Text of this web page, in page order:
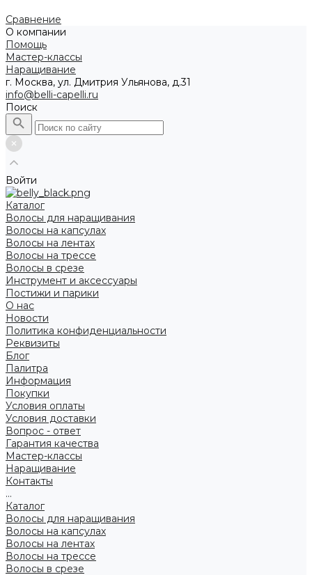
Сравнение
О компании
Помощь
Мастер-классы
Наращивание
г. Москва, ул. Дмитрия Ульянова, д.31
info@belli-capelli.ru
Поиск
Войти
Каталог
Волосы для наращивания
Волосы на капсулах
Волосы на лентах
Волосы на трессе
Волосы в срезе
Инструмент и аксессуары
Постижи и парики
О нас
Новости
Политика конфиденциальности
Реквизиты
Блог
Палитра
Информация
Покупки
Условия оплаты
Условия доставки
Вопрос - ответ
Гарантия качества
Мастер-классы
Наращивание
Контакты
...
Каталог
Волосы для наращивания
Волосы на капсулах
Волосы на лентах
Волосы на трессе
Волосы в срезе